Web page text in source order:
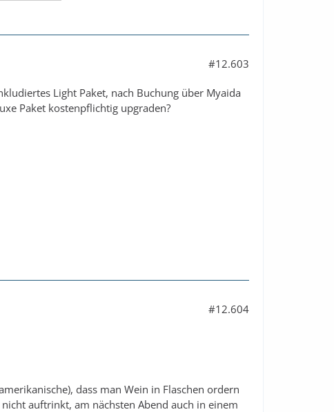
#12.603
Light Paket, nach Buchung über Myaida
Paket kostenpflichtig upgraden?
#12.604
dass man Wein in Flaschen ordern
auftrinkt, am nächsten Abend auch in einem